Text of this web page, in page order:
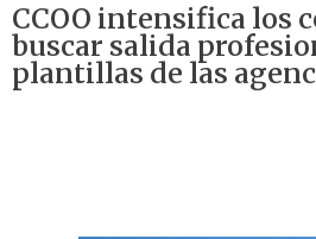
CCOO intensifica los
buscar salida
plantillas de las